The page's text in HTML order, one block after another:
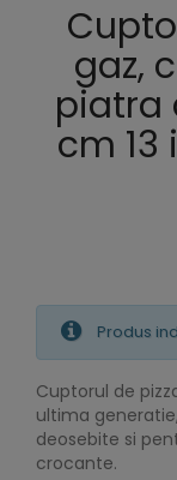
gaz,
piatra
cm 13
Produs
Cuptorul de
ultima
deosebite si
crocante.